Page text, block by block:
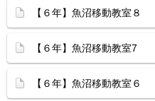
【６年】魚沼移動教室８
【６年】魚沼移動教室7
【６年】魚沼移動教室６